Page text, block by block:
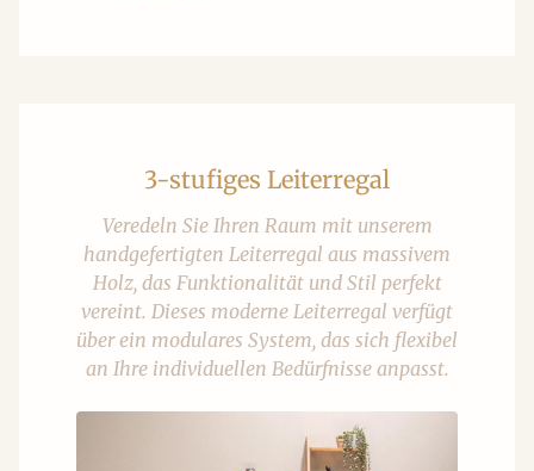
3-stufiges Leiterregal
Veredeln Sie Ihren Raum mit unserem
handgefertigten Leiterregal aus massivem
Holz, das Funktionalität und Stil perfekt
vereint. Dieses moderne Leiterregal verfügt
über ein modulares System, das sich flexibel
an Ihre individuellen Bedürfnisse anpasst.